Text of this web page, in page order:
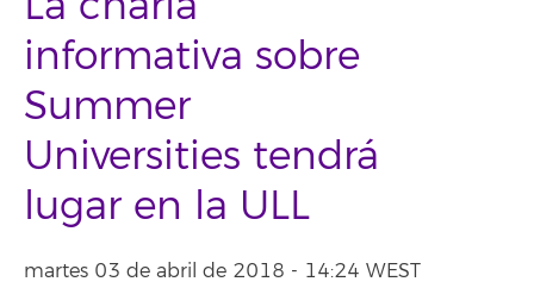
informativa sobre
Summer
Universities tendrá
lugar en la ULL
martes 03 de abril de 2018 - 14:24 WEST